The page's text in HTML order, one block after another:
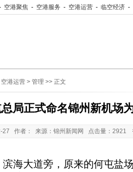
空港聚焦 - 空港服务 - 空港运营 - 临空经济 -
空港运营 > 管理 >> 正文
局正式命名锦州新机场
27 作者： 来源：锦州新闻网 点击量： 2921
大道旁，原来的何屯盐